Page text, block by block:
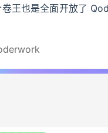
王也是全面开放了